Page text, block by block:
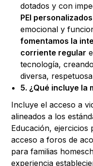
dotados y con
PEI personalizados
emocional y
fomentamos la
corriente regular
tecnología,
diversa,
5. ¿Qué incluye la
Incluye el acceso a
alineados a los
Educación,
acceso a foros de
para familias
experiencia